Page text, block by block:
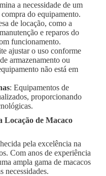
a necessidade de um
do equipamento.
de locação, como a
e reparos do
funcionamento.
ajustar o uso conforme
armazenamento ou
não está em
: Equipamentos de
proporcionando
Locação de Macaco
pela excelência na
Com anos de experiência
ampla gama de macacos
necessidades.